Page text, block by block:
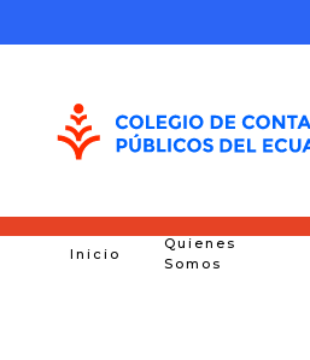
Inicio
Quienes
Somos